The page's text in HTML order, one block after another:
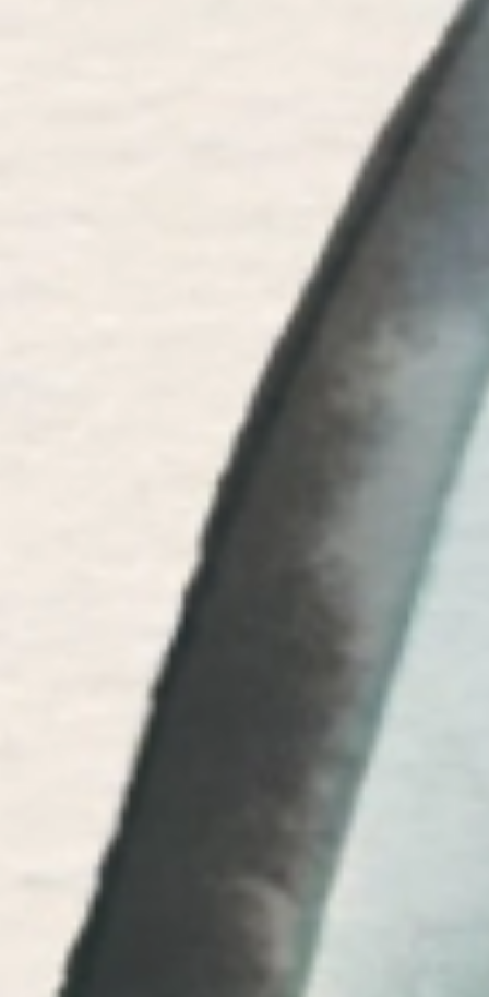
Producción editorial de
© EL LEÓN DE EL ESPAÑOL PUBLICACIONES S.A.